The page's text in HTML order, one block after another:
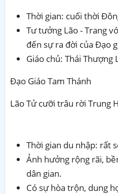
Thời gian: cuối thời
Tư tưởng Lão - Trang
đến sự ra đời của Đạo
Giáo chủ: Thái Thượng
Đạo Giáo Tam Thánh
Lão Tử cưỡi trâu rời Trung
Thời gian du nhập: rất
Ảnh hưởng rộng rãi,
dân gian.
Có sự hòa trộn, dung